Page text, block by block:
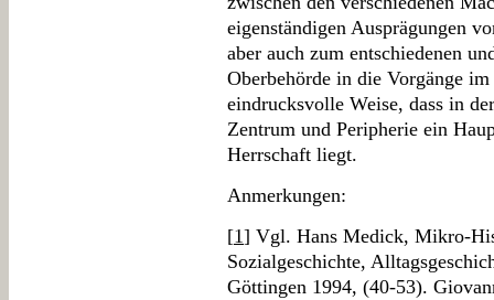
eigenständigen Ausprägungen
aber auch zum entschiedenen
Oberbehörde in die Vorgänge
eindrucksvolle Weise, dass in
Zentrum und Peripherie ein
Herrschaft liegt.
Anmerkungen:
[1] Vgl. Hans Medick, Mikro-
Sozialgeschichte,
Göttingen 1994, (40-53).